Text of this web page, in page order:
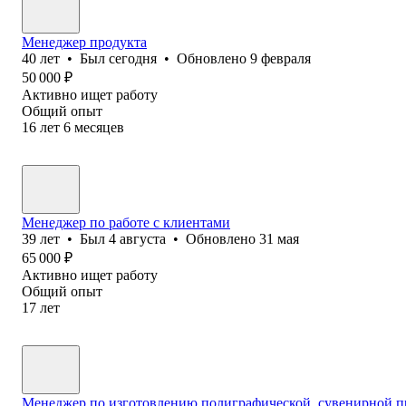
Менеджер продукта
40 лет • Был сегодня • Обновлено 9 февраля
50 000 ₽
Активно ищет работу
Общий опыт
16 лет 6 месяцев
Менеджер по работе с клиентами
39 лет • Был 4 августа • Обновлено 31 мая
65 000 ₽
Активно ищет работу
Общий опыт
17 лет
Менеджер по изготовлению полиграфической, сувенирной